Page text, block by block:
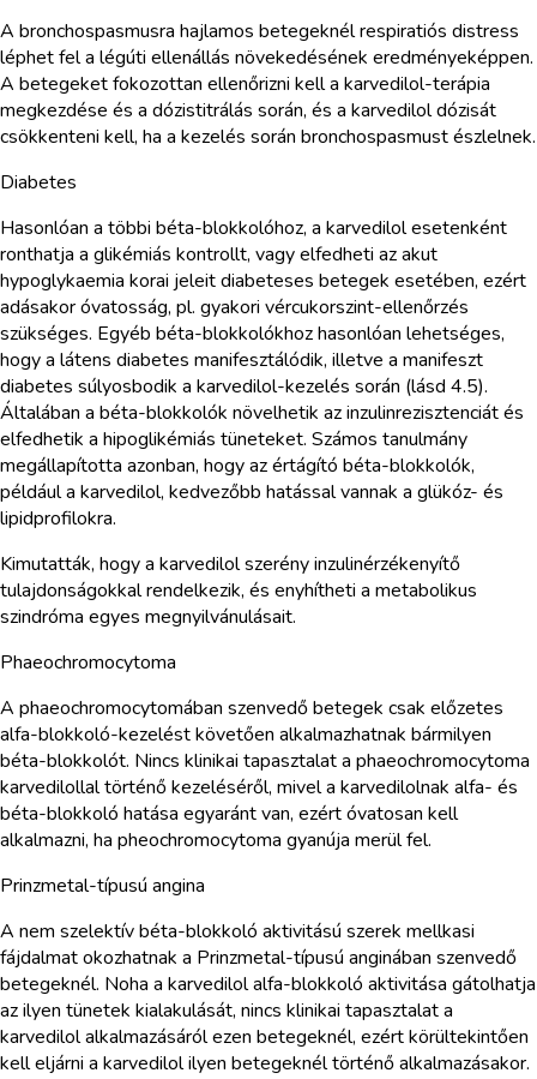
A bronchospasmusra hajlamos betegeknél respiratiós distress
léphet fel a légúti ellenállás növekedésének eredményeképpen.
A betegeket fokozottan ellenőrizni kell a karvedilol-terápia
megkezdése és a dózistitrálás során, és a karvedilol dózisát
csökkenteni kell, ha a kezelés során bronchospasmust észlelnek.
Diabetes
Hasonlóan a többi béta-blokkolóhoz, a karvedilol esetenként
ronthatja a glikémiás kontrollt, vagy elfedheti az akut
hypoglykaemia korai jeleit diabeteses betegek esetében, ezért
adásakor óvatosság, pl. gyakori vércukorszint-ellenőrzés
szükséges. Egyéb béta-blokkolókhoz hasonlóan lehetséges,
hogy a látens diabetes manifesztálódik, illetve a manifeszt
diabetes súlyosbodik a karvedilol-kezelés során (lásd 4.5).
Általában a béta-blokkolók növelhetik az inzulinrezisztenciát és
elfedhetik a hipoglikémiás tüneteket. Számos tanulmány
megállapította azonban, hogy az értágító béta-blokkolók,
például a karvedilol, kedvezőbb hatással vannak a glükóz- és
lipidprofilokra.
Kimutatták, hogy a karvedilol szerény inzulinérzékenyítő
tulajdonságokkal rendelkezik, és enyhítheti a metabolikus
szindróma egyes megnyilvánulásait.
Phaeochromocytoma
A phaeochromocytomában szenvedő betegek csak előzetes
alfa-blokkoló-kezelést követően alkalmazhatnak bármilyen
béta-blokkolót. Nincs klinikai tapasztalat a phaeochromocytoma
karvedilollal történő kezeléséről, mivel a karvedilolnak alfa- és
béta-blokkoló hatása egyaránt van, ezért óvatosan kell
alkalmazni, ha pheochromocytoma gyanúja merül fel.
Prinzmetal-típusú angina
A nem szelektív béta-blokkoló aktivitású szerek mellkasi
fájdalmat okozhatnak a Prinzmetal-típusú anginában szenvedő
betegeknél. Noha a karvedilol alfa-blokkoló aktivitása gátolhatja
az ilyen tünetek kialakulását, nincs klinikai tapasztalat a
karvedilol alkalmazásáról ezen betegeknél, ezért körültekintően
kell eljárni a karvedilol ilyen betegeknél történő alkalmazásakor.